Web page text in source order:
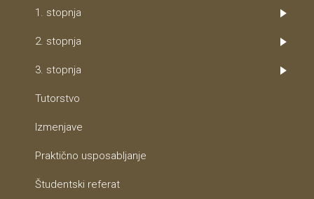
1. stopnja
2. stopnja
3. stopnja
Tutorstvo
Izmenjave
Praktično usposabljanje
Študentski referat